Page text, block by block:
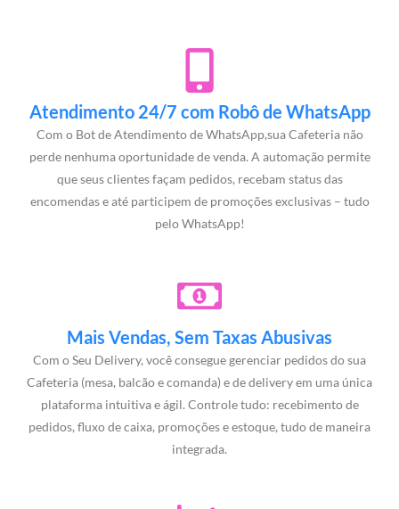
Atendimento 24/7 com Robô de WhatsApp
Com o Bot de Atendimento de WhatsApp,sua Cafeteria não
perde nenhuma oportunidade de venda. A automação permite
que seus clientes façam pedidos, recebam status das
encomendas e até participem de promoções exclusivas – tudo
pelo WhatsApp!
Mais Vendas, Sem Taxas Abusivas
Com o Seu Delivery, você consegue gerenciar pedidos do sua
Cafeteria (mesa, balcão e comanda) e de delivery em uma única
plataforma intuitiva e ágil. Controle tudo: recebimento de
pedidos, fluxo de caixa, promoções e estoque, tudo de maneira
integrada.